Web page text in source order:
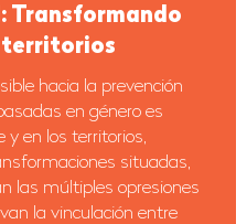
Transformando
territorios
hacia la prevención
en género es
y en los territorios,
situadas,
las múltiples opresiones
la vinculación entre